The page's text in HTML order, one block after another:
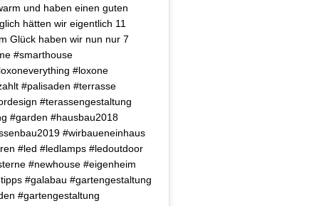
und haben einen guten
hätten wir eigentlich 11
Glück haben wir nun nur 7
#smarthouse
#loxone
#palisaden #terrasse
#terassengestaltung
#garden #hausbau2018
#wirbaueneinhaus
#led #ledlamps #ledoutdoor
#newhouse #eigenheim
#galabau #gartengestaltung
#gartengestaltung